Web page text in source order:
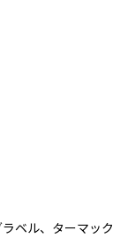
ル、ターマック